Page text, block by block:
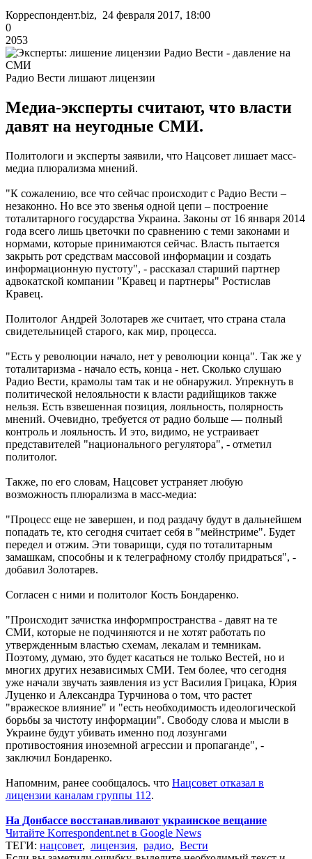
Корреспондент.biz, 24 февраля 2017, 18:00
0
2053
Радио Вести лишают лицензии
Медиа-эксперты считают, что власти
давят на неугодные СМИ.
Политологи и эксперты заявили, что Нацсовет лишает масс-
медиа плюрализма мнений.
"К сожалению, все что сейчас происходит с Радио Вести –
незаконно. Но все это звенья одной цепи – построение
тоталитарного государства Украина. Законы от 16 января 2014
года всего лишь цветочки по сравнению с теми законами и
нормами, которые принимаются сейчас. Власть пытается
закрыть рот средствам массовой информации и создать
информационную пустоту", - рассказал старший партнер
адвокатской компании "Кравец и партнеры" Ростислав
Кравец.
Политолог Андрей Золотарев же считает, что страна стала
свидетельницей старого, как мир, процесса.
"Есть у революции начало, нет у революции конца". Так же у
тоталитаризма - начало есть, конца - нет. Сколько слушаю
Радио Вести, крамолы там так и не обнаружил. Упрекнуть в
политической нелояльности к власти радийщиков также
нельзя. Есть взвешенная позиция, лояльность, полярность
мнений. Очевидно, требуется от радио больше — полный
контроль и лояльность. И это, видимо, не устраивает
представителей "национального регулятора", - отметил
политолог.
Также, по его словам, Нацсовет устраняет любую
возможность плюрализма в масс-медиа:
"Процесс еще не завершен, и под раздачу будут в дальнейшем
попадать те, кто сегодня считает себя в "мейнстриме". Будет
передел и отжим. Эти товарищи, судя по тоталитарным
замашкам, способны и к телеграфному столбу придраться", -
добавил Золотарев.
Согласен с ними и политолог Кость Бондаренко.
"Происходит зачистка информпространства - давят на те
СМИ, которые не подчиняются и не хотят работать по
утвержденным властью схемам, лекалам и темникам.
Поэтому, думаю, это будет касаться не только Вестей, но и
многих других независимых СМИ. Тем более, что сегодня
уже начали звучать заявления из уст Василия Грицака, Юрия
Луценко и Александра Турчинова о том, что растет
"вражеское влияние" и "есть необходимость идеологической
борьбы за чистоту информации". Свободу слова и мысли в
Украине будут убивать именно под лозунгами
противостояния иноземной агрессии и пропаганде", -
заключил Бондаренко.
Напомним, ранее сообщалось. что Нацсовет отказал в
лицензии каналам группы 112.
На Донбассе восстанавливают украинское вещание
Читайте Korrespondent.net в Google News
ТЕГИ: нацсовет, лицензия, радио, Вести